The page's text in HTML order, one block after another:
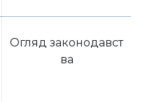
Огляд законодавст
ва